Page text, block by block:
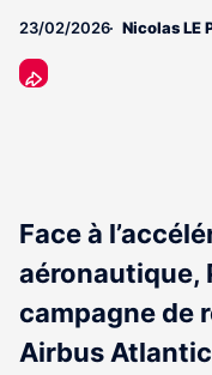
23/02/2026 Nicolas LE
Face à
aéronautique,
campagne de
Airbus